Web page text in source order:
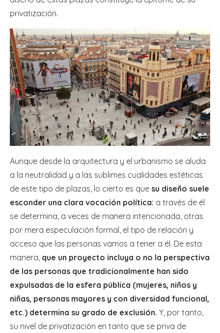
privatización.
Aunque desde la arquitectura y el urbanismo se aluda
a la neutralidad y a las sublimes cualidades estéticas
de este tipo de plazas, lo cierto es que su diseño suele
esconder una clara vocación política: a través de él
se determina, a veces de manera intencionada, otras
por mera especulación formal, el tipo de relación y
acceso que las personas vamos a tener a él. De esta
manera, que un proyecto incluya o no la perspectiva
de las personas que tradicionalmente han sido
expulsadas de la esfera pública (mujeres, niños y
niñas, personas mayores y con diversidad funcional,
etc.) determina su grado de exclusión. Y, por tanto,
su nivel de privatización en tanto que se priva de